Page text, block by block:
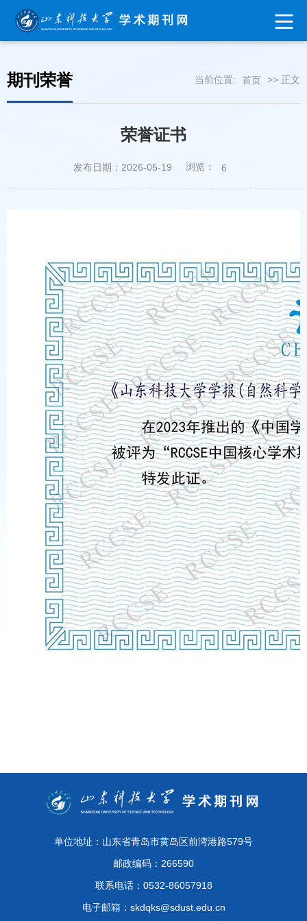
期刊荣誉 当前位置: 首页 >> 正文
荣誉证书
发布日期：2026-05-19 浏览： 6
单位地址：山东省青岛市黄岛区前湾港路579号
邮政编码：266590
联系电话：0532-86057918
电子邮箱：skdqks@sdust.edu.cn